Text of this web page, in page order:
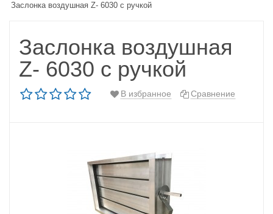
Заслонка воздушная Z- 6030 с ручкой
Заслонка воздушная
Z- 6030 с ручкой
В избранное Сравнение